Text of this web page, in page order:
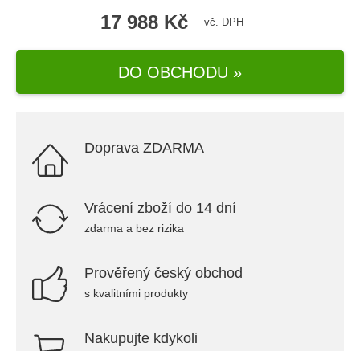
17 988 Kč vč. DPH
DO OBCHODU »
Doprava ZDARMA
Vrácení zboží do 14 dní
zdarma a bez rizika
Prověřený český obchod
s kvalitními produkty
Nakupujte kdykoli